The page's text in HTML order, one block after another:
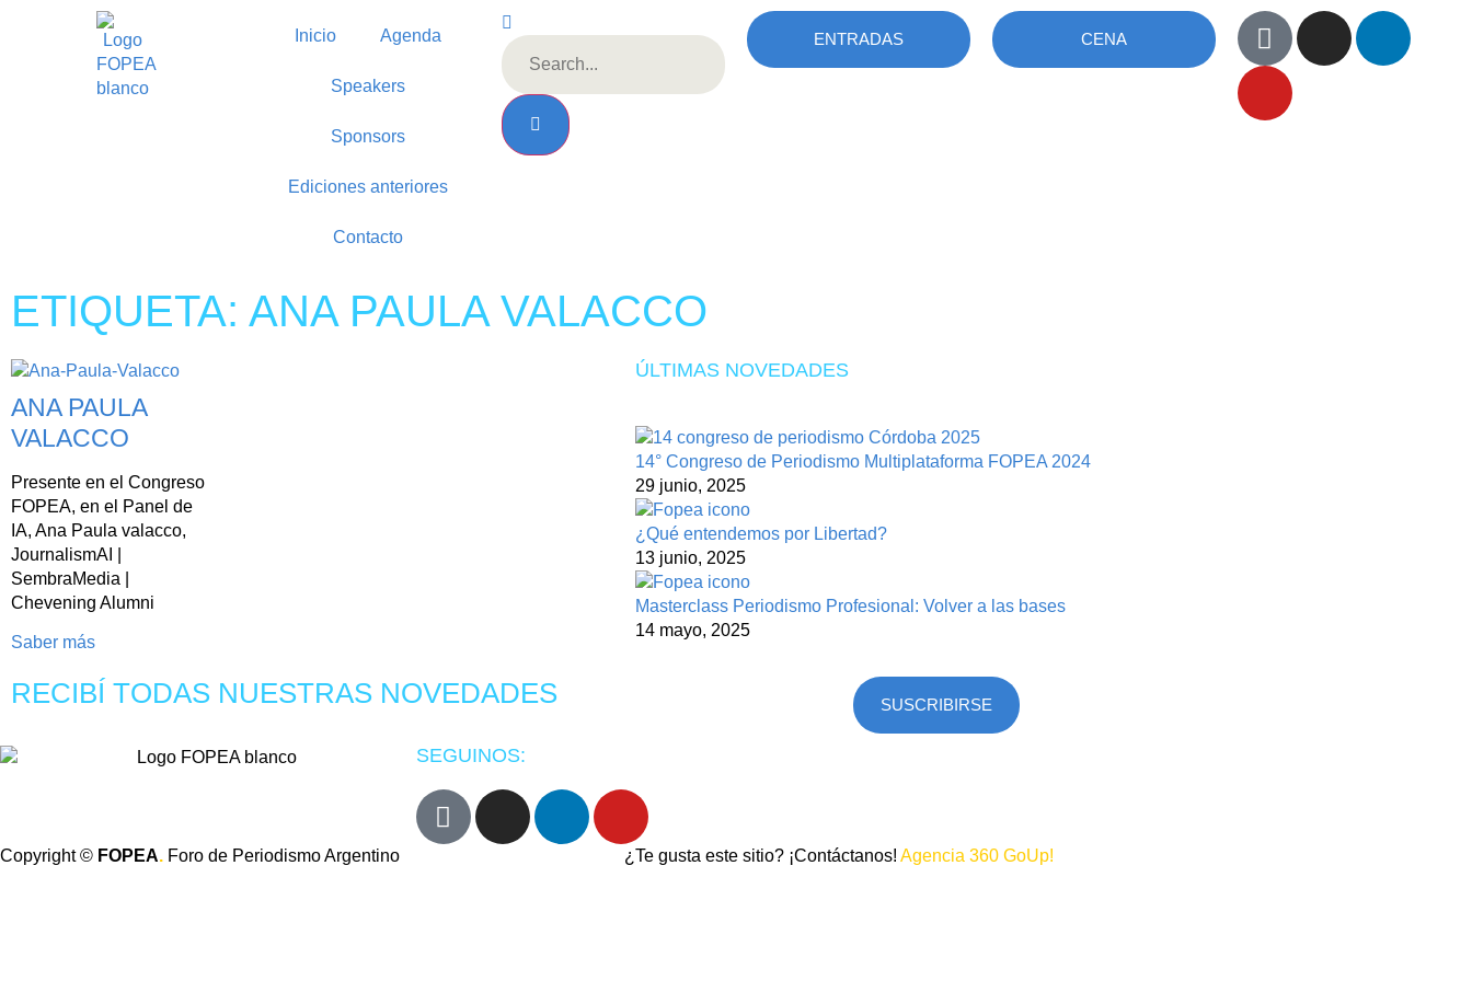
Inicio Agenda
Speakers
Sponsors
Ediciones anteriores
Contacto
ENTRADAS CENA
ETIQUETA: ANA PAULA VALACCO
ANA PAULA
VALACCO
Presente en el Congreso
FOPEA, en el Panel de
IA, Ana Paula valacco,
JournalismAI |
SembraMedia |
Chevening Alumni
Saber más
ÚLTIMAS NOVEDADES
14° Congreso de Periodismo Multiplataforma FOPEA 2024
29 junio, 2025
¿Qué entendemos por Libertad?
13 junio, 2025
Masterclass Periodismo Profesional: Volver a las bases
14 mayo, 2025
RECIBÍ TODAS NUESTRAS NOVEDADES SUSCRIBIRSE
SEGUINOS:
Copyright © FOPEA. Foro de Periodismo Argentino ¿Te gusta este sitio? ¡Contáctanos! Agencia 360 GoUp!